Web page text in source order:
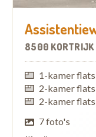
8500 KORTRIJK
1-kamer
2-kamer
2-kamer
7 foto's